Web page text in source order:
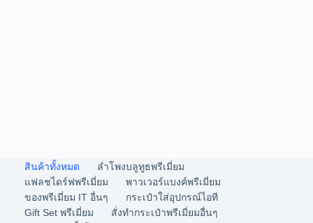
สินค้าทั้งหมด
ลำโพงบลูทูธพรีเมี่ยม
แฟลชไดร์ฟพรีเมี่ยม
พาวเวอร์แบงค์พรีเมี่ยม
ของพรีเมี่ยม IT อื่นๆ
กระเป๋าใส่อุปกรณ์ไอที
Gift Set พรีเมี่ยม
สั่งทำกระเป๋าพรีเมี่ยมอื่นๆ